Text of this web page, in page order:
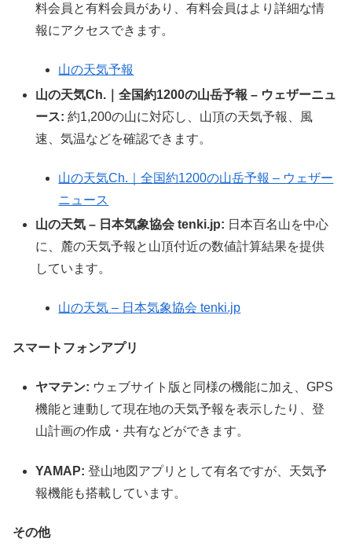
料会員と有料会員があり、有料会員はより詳細な情
報にアクセスできます。
山の天気予報
山の天気Ch.｜全国約1200の山岳予報 – ウェザーニュ
ース: 約1,200の山に対応し、山頂の天気予報、風
速、気温などを確認できます。
山の天気Ch.｜全国約1200の山岳予報 – ウェザー
ニュース
山の天気 – 日本気象協会 tenki.jp: 日本百名山を中心
に、麓の天気予報と山頂付近の数値計算結果を提供
しています。
山の天気 – 日本気象協会 tenki.jp
スマートフォンアプリ
ヤマテン: ウェブサイト版と同様の機能に加え、GPS
機能と連動して現在地の天気予報を表示したり、登
山計画の作成・共有などができます。
YAMAP: 登山地図アプリとして有名ですが、天気予
報機能も搭載しています。
その他